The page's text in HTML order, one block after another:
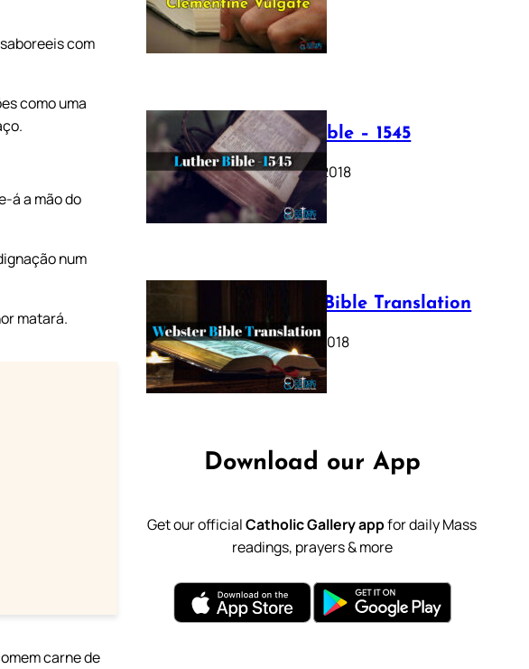
com
como uma
á a mão do
num
matará.
carne de
July 12, 2025
Luther Bible – 1545
October 17, 2018
Webster Bible Translation
October 11, 2018
Download our App
Get our officialCatholic Gallery appfor daily Mass
readings, prayers & more